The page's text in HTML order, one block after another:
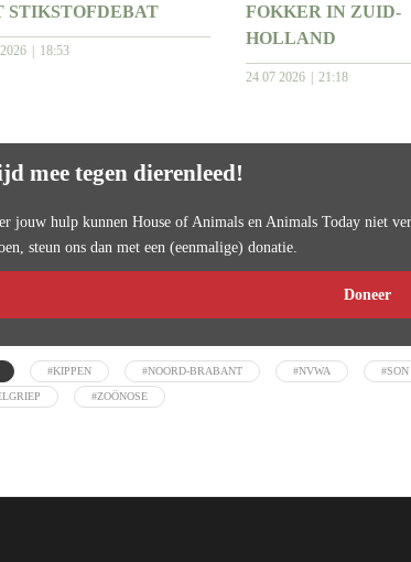
STIKSTOFDEBAT
18:53
FOKKER IN ZUID-
HOLLAND
24 07 2026 21:18
mee tegen dierenleed!
jouw hulp kunnen House of Animals en Animals Today niet
steun ons dan met een (eenmalige) donatie.
Doneer
#KIPPEN #NOORD-BRABANT #NVWA #SON
#ZOÖNOSE